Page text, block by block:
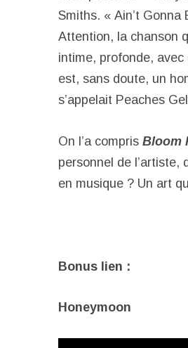
Smiths. « Ain’t
Attention, la chanson
intime, profonde,
est, sans doute, un
s’appelait Peaches
On l’a compris Bloom
personnel de l’artiste,
en musique ? Un art
Bonus lien :
Honeymoon